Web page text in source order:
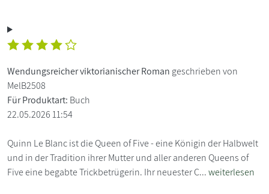
Wendungsreicher viktorianischer Roman geschrieben von
MelB2508
Für Produktart: Buch
22.05.2026 11:54
Quinn Le Blanc ist die Queen of Five - eine Königin der Halbwelt
und in der Tradition ihrer Mutter und aller anderen Queens of
Five eine begabte Trickbetrügerin. Ihr neuester C...weiterlesen